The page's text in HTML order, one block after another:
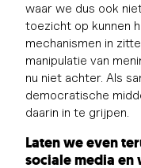
waar we dus ook
toezicht op kunnen
mechanismen in
manipulatie van
nu niet achter. Als
democratische
daarin in te grijpen.
Laten we even
sociale media en